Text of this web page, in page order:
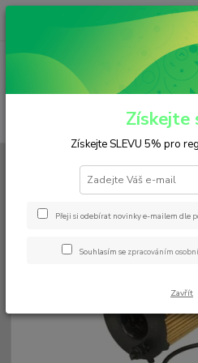
(Po-Pá, 6:30-15 hod.)
HU 7006 z
Získejte
Získejte SLEVU 5% pro
Přeji si odebírat novinky e-mailem dle
Souhlasím se zpracováním
Zavřít